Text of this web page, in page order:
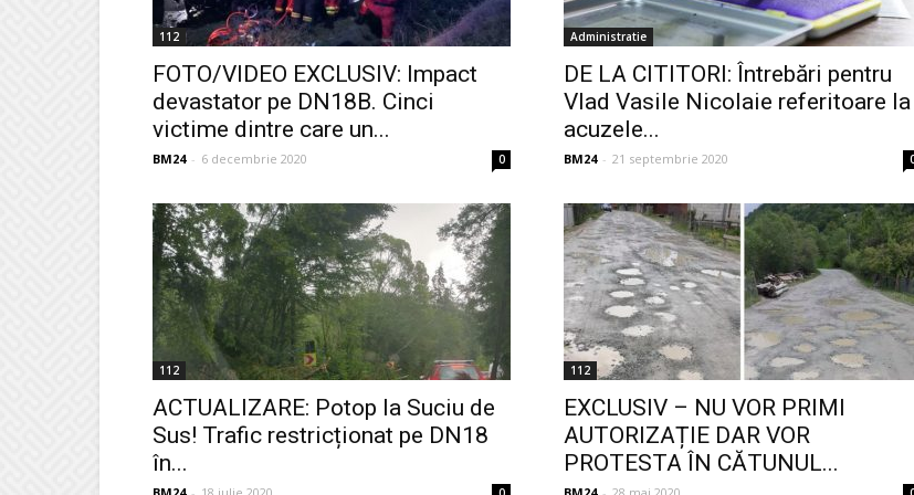
112
FOTO/VIDEO EXCLUSIV: Impact
devastator pe DN18B. Cinci
victime dintre care un...
BM24 - 6 decembrie 2020 0
Administratie
DE LA CITITORI: Întrebări pentru
Vlad Vasile Nicolaie referitoare la
acuzele...
BM24 - 21 septembrie 2020
112
ACTUALIZARE: Potop la Suciu de
Sus! Trafic restricționat pe DN18
în...
112
EXCLUSIV – NU VOR PRIMI
AUTORIZAȚIE DAR VOR
PROTESTA ÎN CĂTUNUL...